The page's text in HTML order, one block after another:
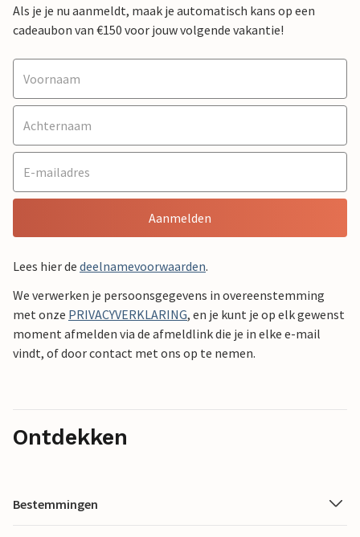
Als je je nu aanmeldt, maak je automatisch kans op een
cadeaubon van €150 voor jouw volgende vakantie!
Aanmelden
Lees hier de deelnamevoorwaarden.
We verwerken je persoonsgegevens in overeenstemming
met onze PRIVACYVERKLARING, en je kunt je op elk gewenst
moment afmelden via de afmeldlink die je in elke e-mail
vindt, of door contact met ons op te nemen.
Ontdekken
Bestemmingen